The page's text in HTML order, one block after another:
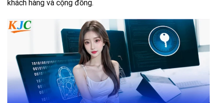
khách hàng và cộng đồng.